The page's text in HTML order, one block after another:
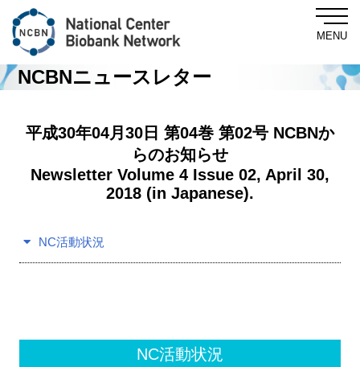
MENU
About NCBN
NCBNニュースレター
平成30年04月30日 第04巻 第02号 NCBNか
らのお知らせ
Newsletter Volume 4 Issue 02, April 30,
2018 (in Japanese).
NC活動状況
NC活動状況